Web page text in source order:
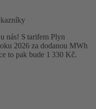
nás! S tarifem Plyn
2026 za dodanou MWh
to pak bude 1 330 Kč.